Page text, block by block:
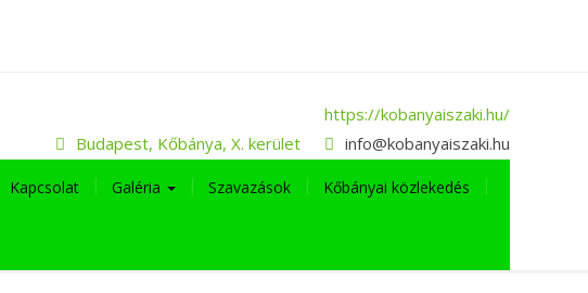
https://kobanyaiszaki.hu/
Budapest, Kőbánya, X. kerület
info@kobanyaiszaki.hu
Kapcsolat Galéria Szavazások Kőbányai közlekedés